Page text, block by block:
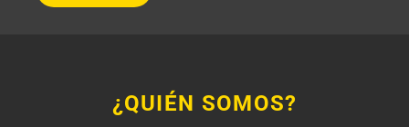
¿QUIÉN SOMOS?